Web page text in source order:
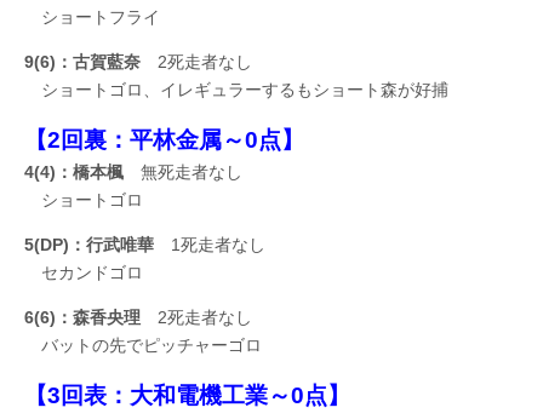
ショートフライ
9(6)：古賀藍奈 2死走者なし
ショートゴロ、イレギュラーするもショート森が好捕
【2回裏：平林金属～0点】
4(4)：橋本楓 無死走者なし
ショートゴロ
5(DP)：行武唯華 1死走者なし
セカンドゴロ
6(6)：森香央理 2死走者なし
バットの先でピッチャーゴロ
【3回表：大和電機工業～0点】